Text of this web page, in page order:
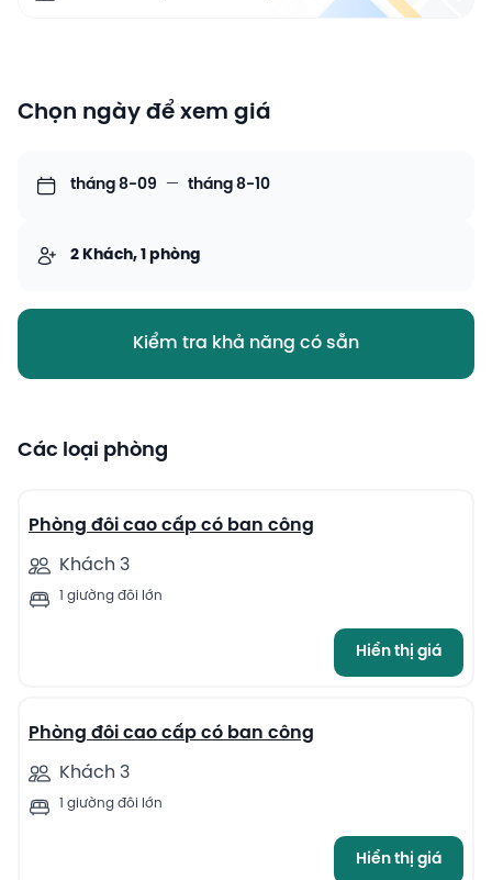
Chọn ngày để xem giá
tháng 8-09 — tháng 8-10
2 Khách, 1 phòng
Kiểm tra khả năng có sẵn
Các loại phòng
Phòng đôi cao cấp có ban công
Khách 3
1 giường đôi lớn
Hiển thị giá
10
Phòng đôi cao cấp có ban công
Khách 3
1 giường đôi lớn
Hiển thị giá